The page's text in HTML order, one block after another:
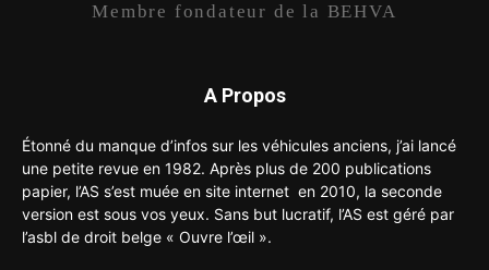
Membre fondateur de la BEHVA
A Propos
Étonné du manque d’infos sur les véhicules anciens, j’ai lancé
une petite revue en 1982. Après plus de 200 publications
papier, l’AS s’est muée en site internet en 2010, la seconde
version est sous vos yeux. Sans but lucratif, l’AS est géré par
l’asbl de droit belge « Ouvre l’œil ».